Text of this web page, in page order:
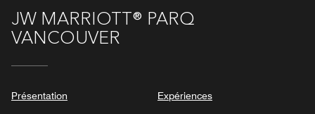
JW MARRIOTT® PARQ
VANCOUVER
Présentation Expériences